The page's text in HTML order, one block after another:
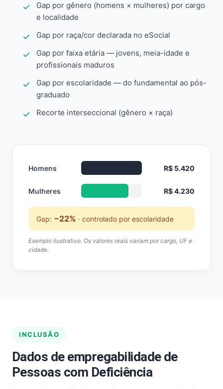
Gap por gênero (homens × mulheres) por cargo
e localidade
Gap por raça/cor declarada no eSocial
Gap por faixa etária — jovens, meia-idade e
profissionais maduros
Gap por escolaridade — do fundamental ao pós-
graduado
Recorte interseccional (gênero × raça)
Homens R$ 5.420
Mulheres R$ 4.230
Gap: −22% · controlado por escolaridade
Exemplo ilustrativo. Os valores reais variam por cargo, UF e
cidade.
INCLUSÃO
Dados de empregabilidade de
Pessoas com Deficiência